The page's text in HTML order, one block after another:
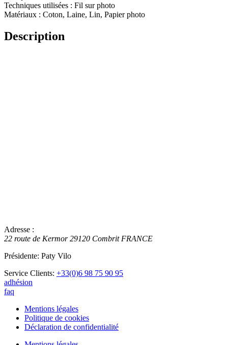
Techniques utilisées : Fil sur photo
Matériaux : Coton, Laine, Lin, Papier photo
Description
Adresse :
22 route de Kermor 29120 Combrit FRANCE
Présidente: Paty Vilo
Service Clients: +33(0)6 98 75 90 95
adhésion
faq
Mentions légales
Politique de cookies
Déclaration de confidentialité